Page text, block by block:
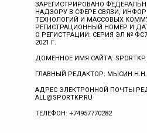
ЗАРЕГИСТРИРОВАНО
НАДЗОРУ В СФЕРЕ СВЯЗИ,
ТЕХНОЛОГИЙ И МАССОВЫХ
РЕГИСТРАЦИОННЫЙ НОМЕР И
О РЕГИСТРАЦИИ: СЕРИЯ ЭЛ №
2021 Г.
ДОМЕННОЕ ИМЯ САЙТА:
ГЛАВНЫЙ РЕДАКТОР: МЫСИН Н.Н.
АДРЕС ЭЛЕКТРОННОЙ ПОЧТЫ
ALL@SPORTKP.RU
ТЕЛЕФОН: +74957770282